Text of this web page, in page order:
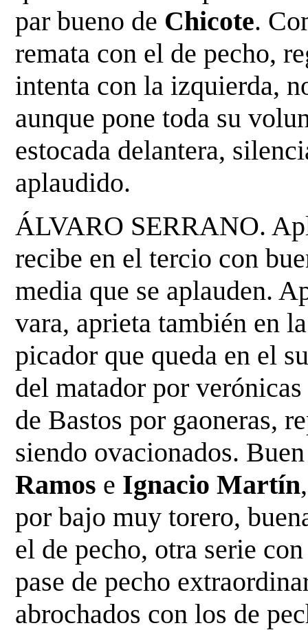
par bueno de Chicote.
remata con el de pecho,
intenta con la izquierda,
aunque pone toda su
estocada delantera,
aplaudido.
ÁLVARO SERRANO.
recibe en el tercio con
media que se aplauden.
vara, aprieta también en
picador que queda en el
delmatador por
de Bastos por gaoneras,
siendo ovacionados.
Ramos e Ignacio Martín,
por bajo muy torero,
el de pecho, otra serie
pase de pecho
abrochados con los de